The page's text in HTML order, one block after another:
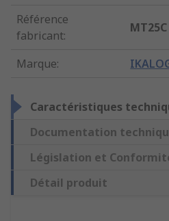
Référence
fabricant:
MT25C
Marque:
Caractéristiques
Documentation
Législation et
Détail produit